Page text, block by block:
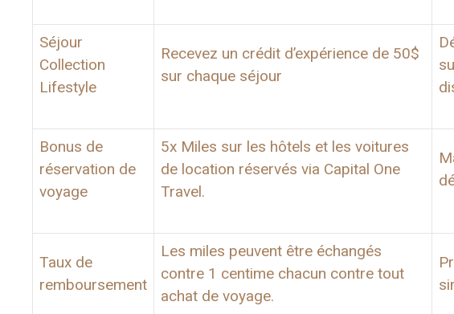
Séjour
Collection
Lifestyle
Recevez un crédit d’expérience de 50$
sur chaque séjour
Bonus de
réservation de
voyage
5x Miles sur les hôtels et les voitures
de location réservés via Capital One
Travel.
Taux de
remboursement
Les miles peuvent être échangés
contre 1 centime chacun contre tout
achat de voyage.